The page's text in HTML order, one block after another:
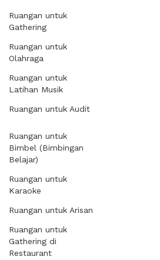
Ruangan untuk
Gathering
Ruangan untuk
Olahraga
Ruangan untuk
Latihan Musik
Ruangan untuk Audit
Ruangan untuk
Bimbel (Bimbingan
Belajar)
Ruangan untuk
Karaoke
Ruangan untuk Arisan
Ruangan untuk
Gathering di
Restaurant